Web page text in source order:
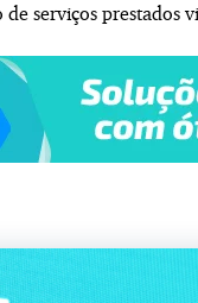
serviços prestados